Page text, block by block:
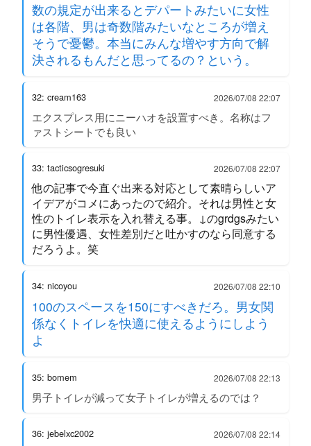
数の規定が出来るとデパートみたいに女性
は各階、男は奇数階みたいなところが増え
そうで憂鬱。本当にみんな増やす方向で解
決されるもんだと思ってるの？という。
32: cream163 2026/07/08 22:07
エクスプレス用にニーハオを設置すべき。名称はフ
ァストシートでも良い
33: tacticsogresuki 2026/07/08 22:07
他の記事で今直ぐ出来る対応として素晴らしいア
イデアがコメにあったので紹介。それは男性と女
性のトイレ表示を入れ替える事。↓のgrdgsみたい
に男性優遇、女性差別だと吐かすのなら同意する
だろうよ。笑
34: nicoyou 2026/07/08 22:10
100のスペースを150にすべきだろ。男女関
係なくトイレを快適に使えるようにしよう
よ
35: bomem 2026/07/08 22:13
男子トイレが減って女子トイレが増えるのでは？
36: jebelxc2002 2026/07/08 22:14